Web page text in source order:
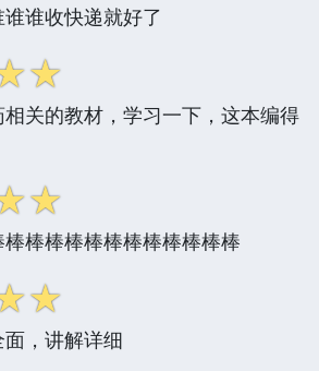
谁收快递就好了
☆
关的教材，学习一下，这本编得
☆
棒棒棒棒棒棒棒棒棒棒棒
☆
，讲解详细